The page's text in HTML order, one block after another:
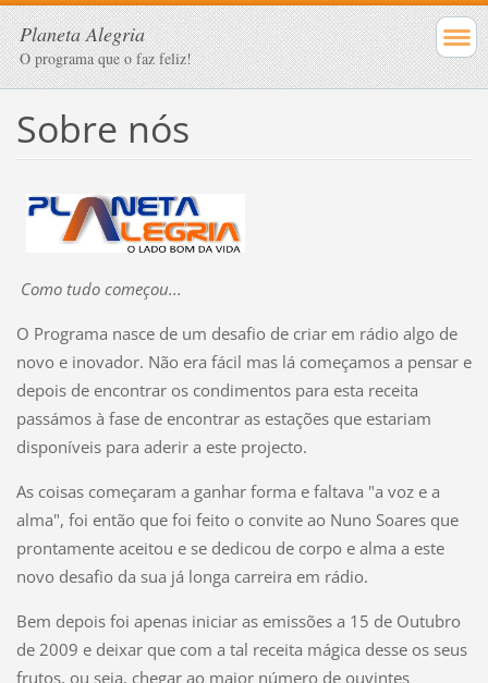
Planeta Alegria
O programa que o faz feliz!
Sobre nós
Como tudo começou...
O Programa nasce de um desafio de criar em rádio algo de
novo e inovador. Não era fácil mas lá começamos a pensar e
depois de encontrar os condimentos para esta receita
passámos à fase de encontrar as estações que estariam
disponíveis para aderir a este projecto.
As coisas começaram a ganhar forma e faltava "a voz e a
alma", foi então que foi feito o convite ao Nuno Soares que
prontamente aceitou e se dedicou de corpo e alma a este
novo desafio da sua já longa carreira em rádio.
Bem depois foi apenas iniciar as emissões a 15 de Outubro
de 2009 e deixar que com a tal receita mágica desse os seus
frutos, ou seja, chegar ao maior número de ouvintes